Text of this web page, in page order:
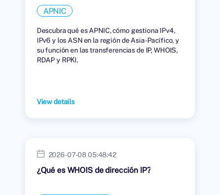
APNIC
Descubra qué es APNIC, cómo gestiona IPv4,
IPv6 y los ASN en la región de Asia-Pacífico, y
su función en las transferencias de IP, WHOIS,
RDAP y RPKI.
View details
2026-07-08 05:48:42
¿Qué es WHOIS de dirección IP?